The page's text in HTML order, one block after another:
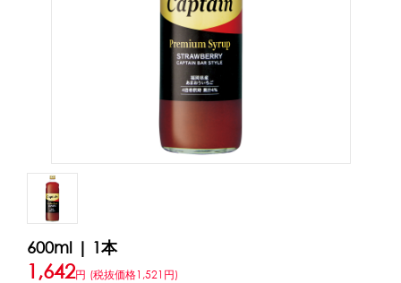
あずき・餡
白玉もち・わらび餅
ソース・クリーム・フィリング等
かき氷機
ブロックアイススライサー
カートリッジシェイバー
オプション
特定商取引に関する法律に基づく表記
プライバシーポリシー
600ml | 1本
1,642円 (税抜価格1,521円)